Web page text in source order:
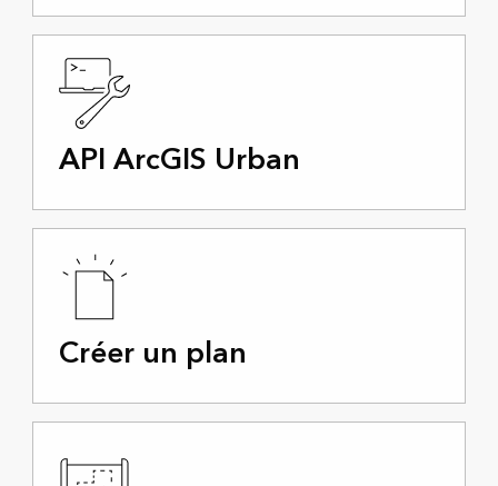
API ArcGIS Urban
Créer un plan